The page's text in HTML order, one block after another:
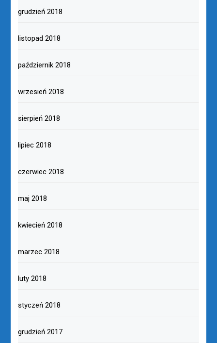
grudzień 2018
listopad 2018
październik 2018
wrzesień 2018
sierpień 2018
lipiec 2018
czerwiec 2018
maj 2018
kwiecień 2018
marzec 2018
luty 2018
styczeń 2018
grudzień 2017